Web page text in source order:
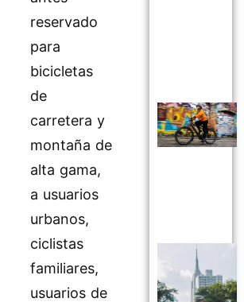
reservado
para
bicicletas
de
carretera y
montaña de
alta gama,
a usuarios
urbanos,
ciclistas
familiares,
usuarios de